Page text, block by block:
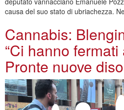
causa del suo stato di ubriachezza.
Cannabis:
“Ci hanno
Pronte nuove